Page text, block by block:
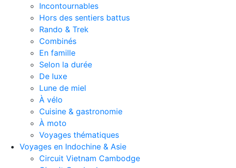
Incontournables
Hors des sentiers battus
Rando & Trek
Combinés
En famille
Selon la durée
De luxe
Lune de miel
À vélo
Cuisine & gastronomie
À moto
Voyages thématiques
Voyages en Indochine & Asie
Circuit Vietnam Cambodge